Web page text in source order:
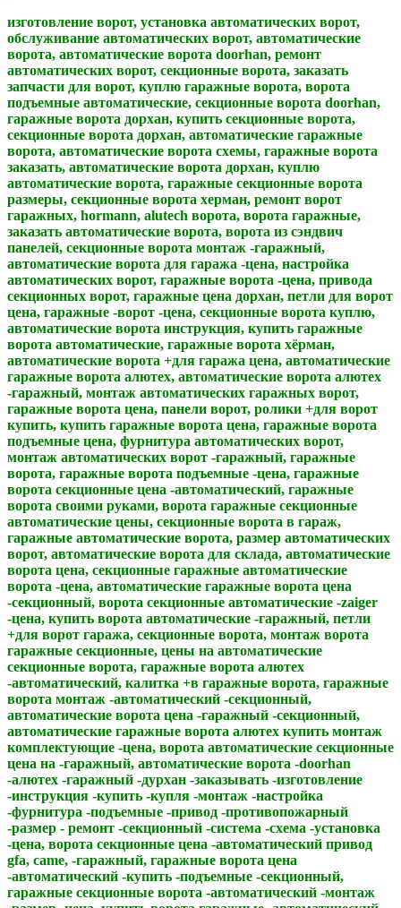
изготовление ворот, установка автоматических ворот,
обслуживание автоматических ворот, автоматические
ворота, автоматические ворота doorhan, ремонт
автоматических ворот, секционные ворота, заказать
запчасти для ворот, куплю гаражные ворота, ворота
подъемные автоматические, секционные ворота doorhan,
гаражные ворота дорхан, купить секционные ворота,
секционные ворота дорхан, автоматические гаражные
ворота, автоматические ворота схемы, гаражные ворота
заказать, автоматические ворота дорхан, куплю
автоматические ворота, гаражные секционные ворота
размеры, секционные ворота херман, ремонт ворот
гаражных, hormann, alutech ворота, ворота гаражные,
заказать автоматические ворота, ворота из сэндвич
панелей, секционные ворота монтаж -гаражный,
автоматические ворота для гаража -цена, настройка
автоматических ворот, гаражные ворота -цена, привода
секционных ворот, гаражные цена дорхан, петли для ворот
цена, гаражные -ворот -цена, секционные ворота куплю,
автоматические ворота инструкция, купить гаражные
ворота автоматические, гаражные ворота хёрман,
автоматические ворота +для гаража цена, автоматические
гаражные ворота алютех, автоматические ворота алютех
-гаражный, монтаж автоматических гаражных ворот,
гаражные ворота цена, панели ворот, ролики +для ворот
купить, купить гаражные ворота цена, гаражные ворота
подъемные цена, фурнитура автоматических ворот,
монтаж автоматических ворот -гаражный, гаражные
ворота, гаражные ворота подъемные -цена, гаражные
ворота секционные цена -автоматический, гаражные
ворота своими руками, ворота гаражные секционные
автоматические цены, секционные ворота в гараж,
гаражные автоматические ворота, размер автоматических
ворот, автоматические ворота для склада, автоматические
ворота цена, секционные гаражные автоматические
ворота -цена, автоматические гаражные ворота цена
-секционный, ворота секционные автоматические -zaiger
-цена, купить ворота автоматические -гаражный, петли
+для ворот гаража, секционные ворота, монтаж ворота
гаражные секционные, цены на автоматические
секционные ворота, гаражные ворота алютех
-автоматический, калитка +в гаражные ворота, гаражные
ворота монтаж -автоматический -секционный,
автоматические ворота цена -гаражный -секционный,
автоматические гаражные ворота алютех купить монтаж
комплектующие -цена, ворота автоматические секционные
цена на -гаражный, автоматические ворота -doorhan
-алютех -гаражный -дурхан -заказывать -изготовление
-инструкция -купить -купля -монтаж -настройка
-фурнитура -подъемные -привод -противопожарный
-размер - ремонт -секционный -система -схема -установка
-цена, ворота секционные цена -автоматический привод
gfa, came, -гаражный, гаражные ворота цена
-автоматический -купить -подъемные -секционный,
гаражные секционные ворота -автоматический -монтаж